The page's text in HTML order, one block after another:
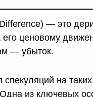
— это
его ценовому
— убыток.
на
из ключевых